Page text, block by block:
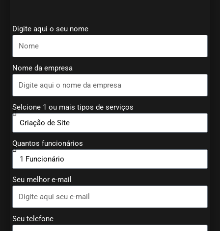
Digite aqui o seu nome
Nome da empresa
Selcione 1 ou mais tipos de serviços
Quantos funcionários
Seu melhor e-mail
Seu telefone